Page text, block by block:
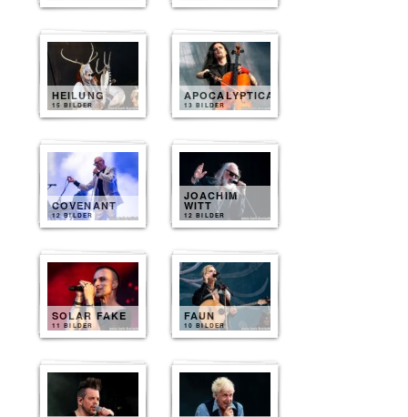
HEILUNG
15 BILDER
APOCALYPTICA
13 BILDER
COVENANT
12 BILDER
JOACHIM
WITT
12 BILDER
SOLAR FAKE
11 BILDER
FAUN
10 BILDER